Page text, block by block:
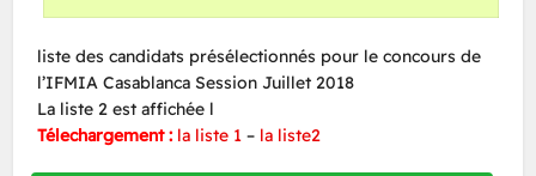
liste des candidats présélectionnés pour le concours de
l’IFMIA Casablanca Session Juillet 2018
La liste 2 est affichée l
Télechargement : la liste 1– la liste2